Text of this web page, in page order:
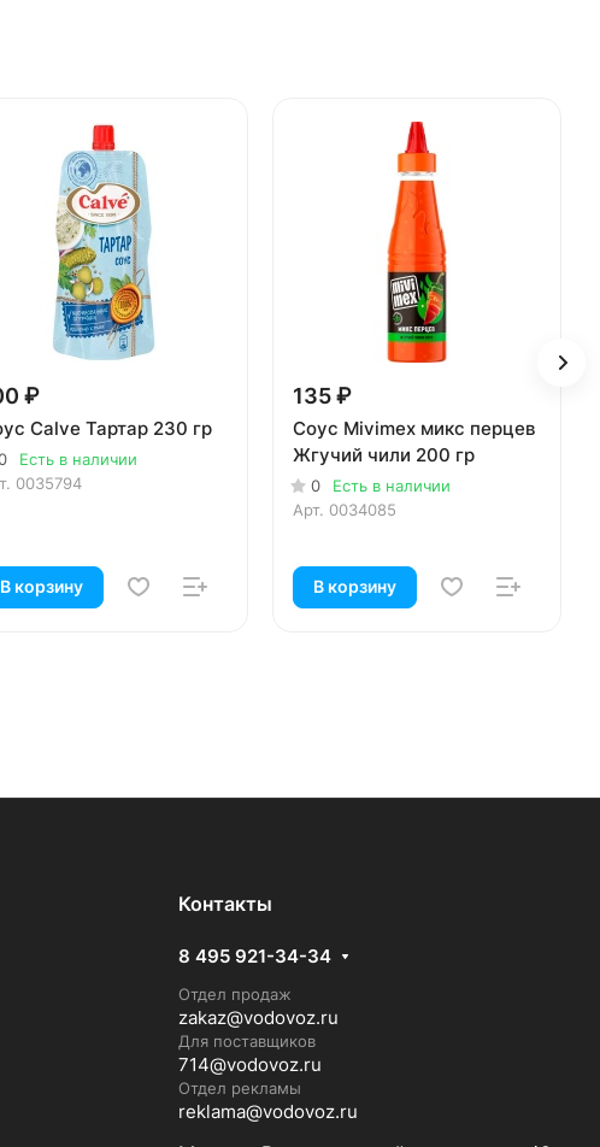
₽
Calve Тартар 230 гр
Есть в наличии
0035794
В корзину
135 ₽
Соус Mivimex микс перцев
Жгучий чили 200 гр
0
Есть в наличии
Арт. 0034085
В корзину
Контакты
8 495 921-34-34
Отдел продаж
zakaz@vodovoz.ru
Для поставщиков
714@vodovoz.ru
Отдел рекламы
reklama@vodovoz.ru